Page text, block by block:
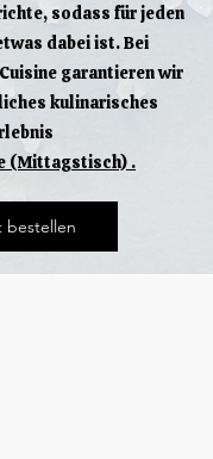
sodass für jeden
dabei ist. Bei
garantieren wir
kulinarisches
(Mittagstisch) .
bestellen